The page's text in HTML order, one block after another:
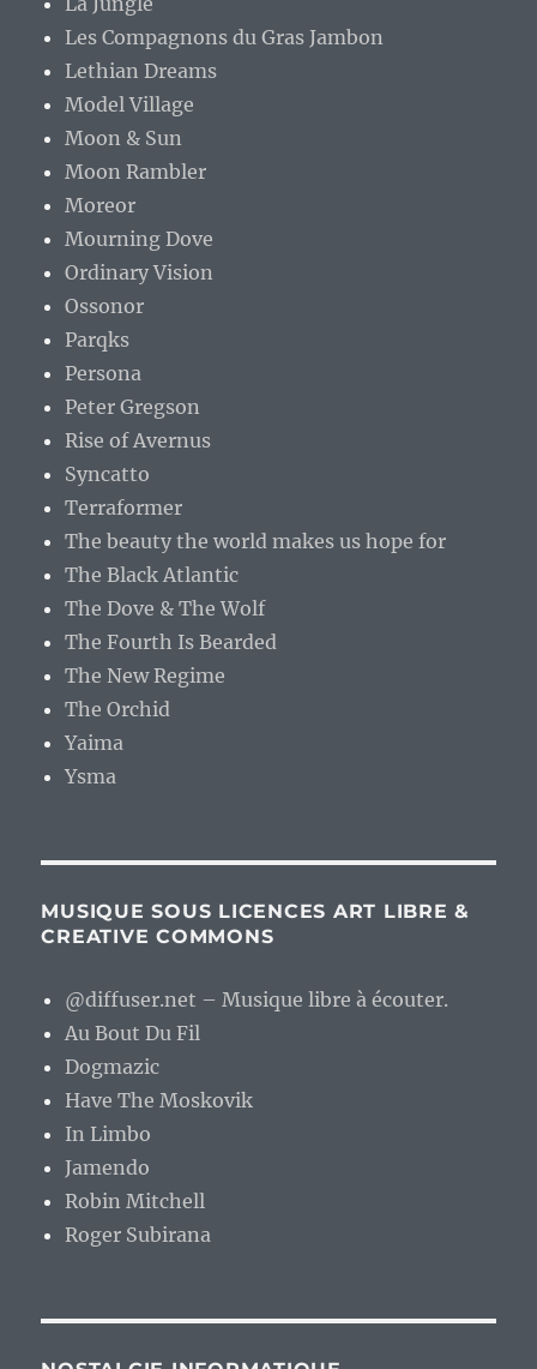
Les Compagnons du Gras Jambon
Lethian Dreams
Model Village
Moon & Sun
Moon Rambler
Moreor
Mourning Dove
Ordinary Vision
Ossonor
Parqks
Persona
Peter Gregson
Rise of Avernus
Syncatto
Terraformer
The beauty the world makes us hope for
The Black Atlantic
The Dove & The Wolf
The Fourth Is Bearded
The New Regime
The Orchid
Yaima
Ysma
MUSIQUE SOUS LICENCES ART LIBRE &
CREATIVE COMMONS
@diffuser.net – Musique libre à écouter.
Au Bout Du Fil
Dogmazic
Have The Moskovik
In Limbo
Jamendo
Robin Mitchell
Roger Subirana